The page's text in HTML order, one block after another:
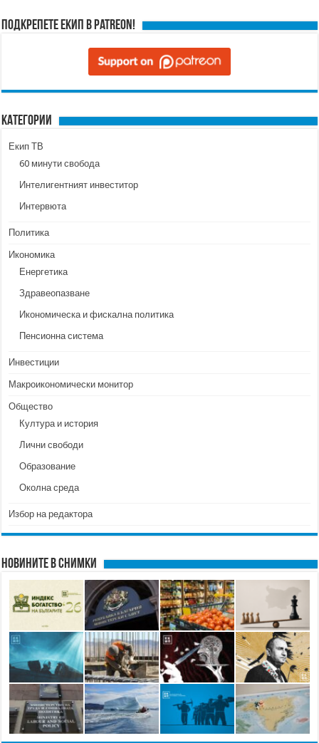
Подкрепете ЕКИП в Patreon!
Категории
Екип ТВ
60 минути свобода
Интелигентният инвеститор
Интервюта
Политика
Икономика
Енергетика
Здравеопазване
Икономическа и фискална политика
Пенсионна система
Инвестиции
Макроикономически монитор
Общество
Култура и история
Лични свободи
Образование
Околна среда
Избор на редактора
Новините в снимки